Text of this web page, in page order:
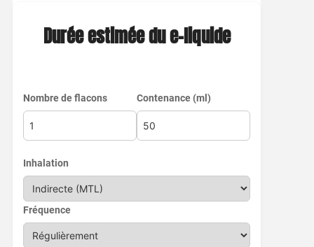
Durée estimée du e-liquide
Nombre de flacons Contenance (ml)
Inhalation
Fréquence